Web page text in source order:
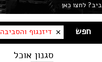
לחצו כאן
דיזנגוף והסביבה
סגנון אוכל